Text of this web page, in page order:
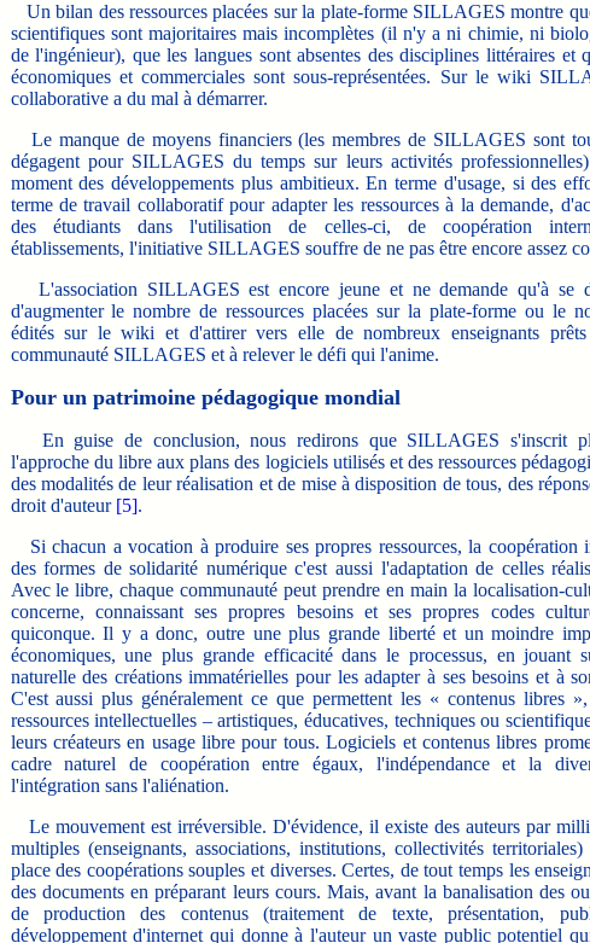
Un bilan des ressources placées sur la plate-forme SILLAGES montre
scientifiques sont majoritaires mais incomplètes (il n'y a ni chimie, ni
de l'ingénieur), que les langues sont absentes des disciplines littéraires et
économiques et commerciales sont sous-représentées. Sur le wiki
collaborative a du mal à démarrer.
Le manque de moyens financiers (les membres de SILLAGES sont
dégagent pour SILLAGES du temps sur leurs activités
moment des développements plus ambitieux. En terme d'usage, si des
terme de travail collaboratif pour adapter les ressources à la demande,
des étudiants dans l'utilisation de celles-ci, de coopération
établissements, l'initiative SILLAGES souffre de ne pas être encore assez
L'association SILLAGES est encore jeune et ne demande qu'à se
d'augmenter le nombre de ressources placées sur la plate-forme ou le
édités sur le wiki et d'attirer vers elle de nombreux enseignants
communauté SILLAGES et à relever le défi qui l'anime.
Pour un patrimoine pédagogique mondial
En guise de conclusion, nous redirons que SILLAGES s'inscrit
l'approche du libre aux plans des logiciels utilisés et des ressources
des modalités de leur réalisation et de mise à disposition de tous, des
droit d'auteur [5].
Si chacun a vocation à produire ses propres ressources, la coopération
des formes de solidarité numérique c'est aussi l'adaptation de celles
Avec le libre, chaque communauté peut prendre en main la localisation-
concerne, connaissant ses propres besoins et ses propres codes
quiconque. Il y a donc, outre une plus grande liberté et un moindre
économiques, une plus grande efficacité dans le processus, en jouant
naturelle des créations immatérielles pour les adapter à ses besoins et à
C'est aussi plus généralement ce que permettent les « contenus libres
ressources intellectuelles – artistiques, éducatives, techniques ou
leurs créateurs en usage libre pour tous. Logiciels et contenus libres
cadre naturel de coopération entre égaux, l'indépendance et la
l'intégration sans l'aliénation.
Le mouvement est irréversible. D'évidence, il existe des auteurs par
multiples (enseignants, associations, institutions, collectivités
place des coopérations souples et diverses. Certes, de tout temps les
des documents en préparant leurs cours. Mais, avant la banalisation des
de production des contenus (traitement de texte, présentation,
développement d'internet qui donne à l'auteur un vaste public potentiel